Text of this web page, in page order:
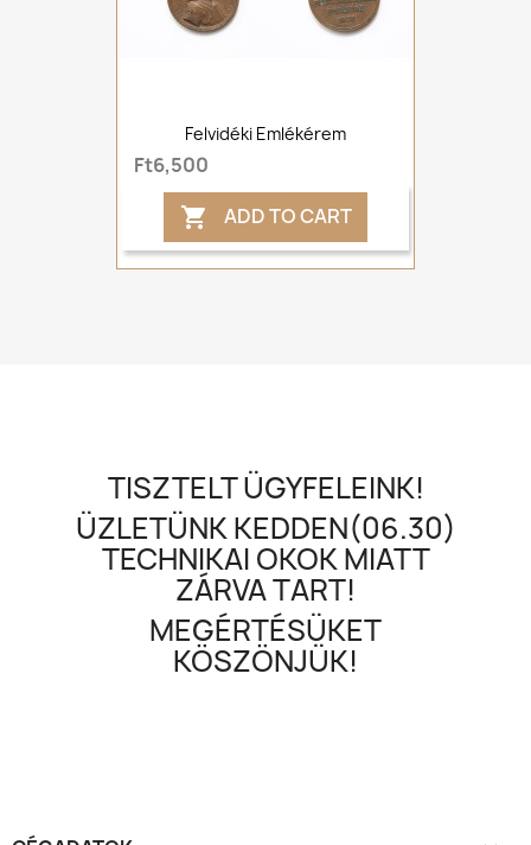
Felvidéki Emlékérem
Ft6,500
 ADD TO CART
TISZTELT ÜGYFELEINK!
ÜZLETÜNK KEDDEN(06.30)
TECHNIKAI OKOK MIATT
ZÁRVA TART!
MEGÉRTÉSÜKET
KÖSZÖNJÜK!